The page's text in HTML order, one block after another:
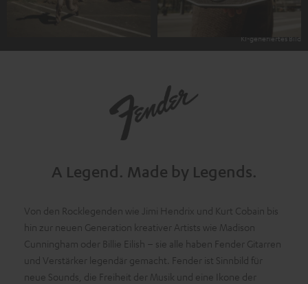
A Legend. Made by Legends.
Von den Rocklegenden wie Jimi Hendrix und Kurt Cobain bis
hin zur neuen Generation kreativer Artists wie Madison
Cunningham oder Billie Eilish – sie alle haben Fender Gitarren
und Verstärker legendär gemacht. Fender ist Sinnbild für
neue Sounds, die Freiheit der Musik und eine Ikone der